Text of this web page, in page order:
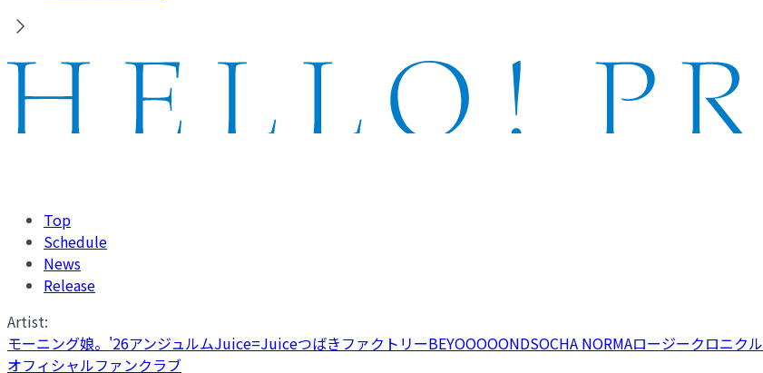
Top
Schedule
News
Release
Artist:
モーニング娘。'26アンジュルムJuice=JuiceつばきファクトリーBEYOOOOONDSOCHA NORMAロージークロニクル
オフィシャルファンクラブ